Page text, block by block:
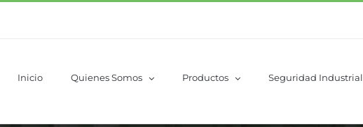
Inicio Quienes Somos Productos Seguridad Industrial